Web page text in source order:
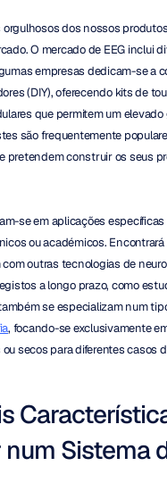
orgulhosos dos nossos
O mercado de EEG inclui
empresas dedicam-se a
(DIY), oferecendo kits de
que permitem um elevado
são frequentemente
pretendem construir os seus
se em aplicações
ou académicos.
com outras tecnologias de
a longo prazo, como
, focando-se exclusivamente
secos para diferentes casos
Sistema